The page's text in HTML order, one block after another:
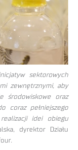
sektorowych
zewnętrznymi, aby
środowiskowe oraz
coraz pełniejszego
idei obiegu
dyrektor Działu